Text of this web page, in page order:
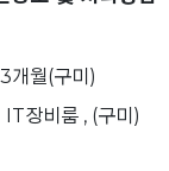
개월(구미)
장비룸 , (구미)